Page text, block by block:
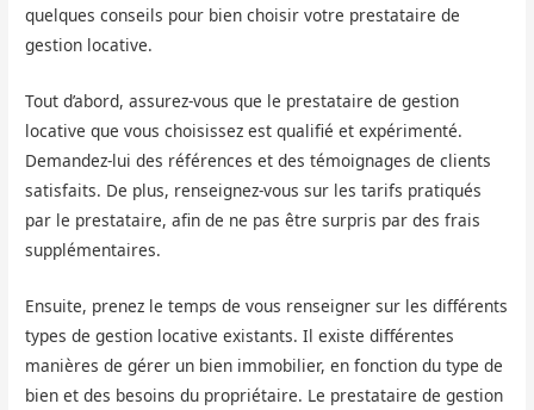
quelques conseils pour bien choisir votre prestataire de
gestion locative.
Tout d’abord, assurez-vous que le prestataire de gestion
locative que vous choisissez est qualifié et expérimenté.
Demandez-lui des références et des témoignages de clients
satisfaits. De plus, renseignez-vous sur les tarifs pratiqués
par le prestataire, afin de ne pas être surpris par des frais
supplémentaires.
Ensuite, prenez le temps de vous renseigner sur les différents
types de gestion locative existants. Il existe différentes
manières de gérer un bien immobilier, en fonction du type de
bien et des besoins du propriétaire. Le prestataire de gestion